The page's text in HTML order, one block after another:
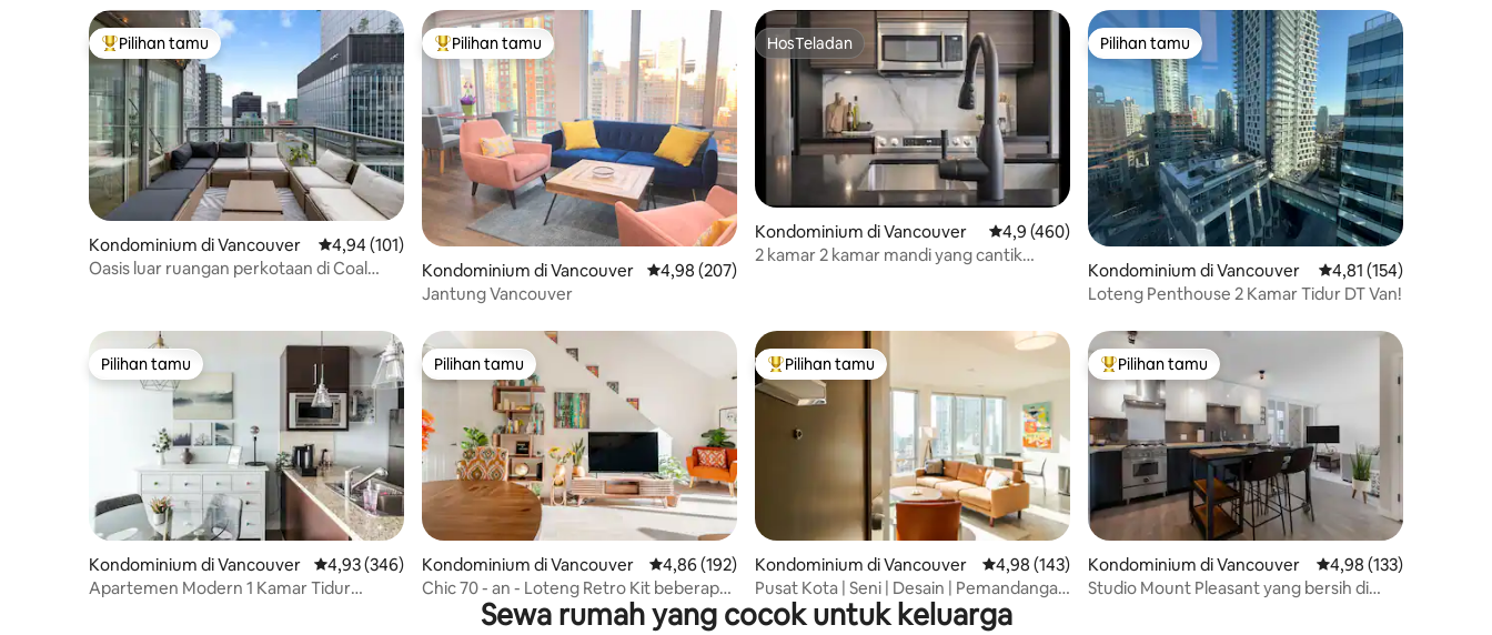
Pilihan tamu terpopuler
Pilihan tamu
Kondominium di Vancouver Nilai rata-rata 4,94 dari 5, 101 ulasan
4,94 (101)
Oasis luar ruangan perkotaan di Coal
Pilihan tamu terpopuler
Pilihan tamu
Kondominium di Vancouver Nilai rata-rata 4,98 dari 5, 207 ulasan
4,98 (207)
Jantung Vancouver
HosTeladan
HosTeladan
Kondominium di Vancouver Nilai rata-rata 4,9 dari 5, 460 ulasan
4,9 (460)
2 kamar 2 kamar mandi yang cantik
Pilihan tamu
Pilihan tamu
Kondominium di Vancouver Nilai rata-rata 4,81 dari
4,81 (154)
Loteng Penthouse 2 Kamar Tidur DT Van!
Pilihan tamu
Pilihan tamu
Kondominium di Vancouver Nilai rata-rata 4,93 dari 5, 346 ulasan
4,93 (346)
Apartemen Modern 1 Kamar Tidur
Pilihan tamu
Pilihan tamu
Kondominium di Vancouver Nilai rata-rata 4,86 dari 5, 192 ulasan
4,86 (192)
Chic 70 - an - Loteng Retro Kit beberapa
langkah dari pantai!
Pilihan tamu terpopuler
Pilihan tamu
Kondominium di Vancouver Nilai rata-rata 4,98 dari 5, 143 ulasan
4,98 (143)
Pusat Kota | Seni | Desain | Pemandangan
| AC| FIFA+
Pilihan tamu terpopuler
Pilihan tamu
Kondominium di Vancouver Nilai rata-rata 4,98 dari
4,98 (133)
Studio Mount Pleasant yang bersih di
Sewa rumah yang cocok untuk keluarga